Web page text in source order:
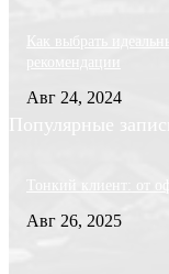
Как выбрать
рекомендации
Авг 24, 2024
Популярные
Тонкий клиент: от
Авг 26, 2025